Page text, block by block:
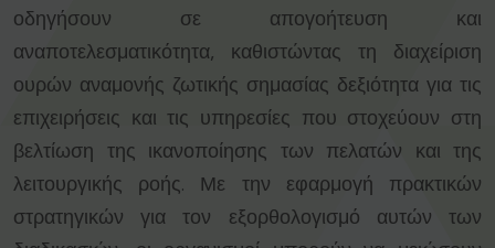
οδηγήσουν σε απογοήτευση και
αναποτελεσματικότητα, καθιστώντας τη διαχείριση
ουρών αναμονής ζωτικής σημασίας δεξιότητα για τις
επιχειρήσεις και τις υπηρεσίες που στοχεύουν στη
βελτίωση της ικανοποίησης των πελατών και της
λειτουργικής ροής. Με την εφαρμογή πρακτικών
στρατηγικών για τον εξορθολογισμό αυτών των